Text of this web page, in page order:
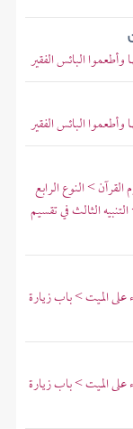
البائس الفقير
البائس الفقير
> النوع الرابع
الثالث في تقسيم
على الميت > باب زيارة
على الميت > باب زيارة